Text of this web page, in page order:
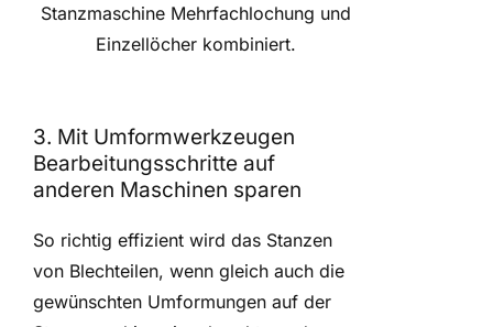
Stanzmaschine Mehrfachlochung und
Einzellöcher kombiniert.
3. Mit Umformwerkzeugen
Bearbeitungsschritte auf
anderen Maschinen sparen
So richtig effizient wird das Stanzen
von Blechteilen, wenn gleich auch die
gewünschten Umformungen auf der